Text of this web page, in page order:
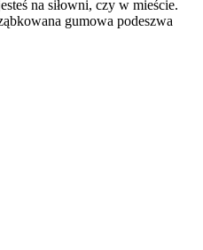
na siłowni, czy w mieście.
gumowa podeszwa